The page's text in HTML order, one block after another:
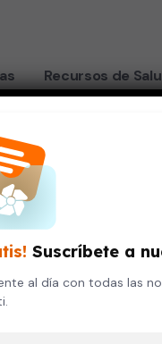
Recursos de
sin saberlo
tus
Suscríbete a
al día con todas las